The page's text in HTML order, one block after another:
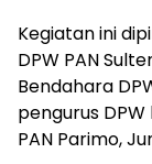
Kegiatan ini
DPW PAN
Bendahara
pengurus
PAN Parimo,